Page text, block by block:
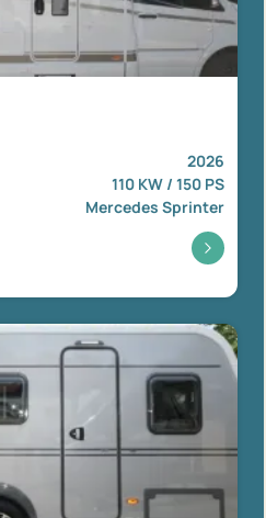
2026
110 KW / 150 PS
Mercedes Sprinter